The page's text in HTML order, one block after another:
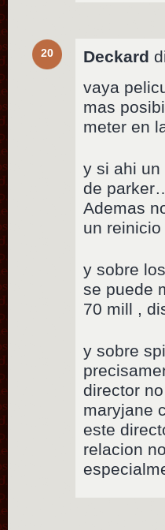
20 Deckard
vaya
mas
meter en
y si ahi un
de
Ademas
un
y sobre
se puede
70 mill ,
y sobre
director
maryjane
este
relacion